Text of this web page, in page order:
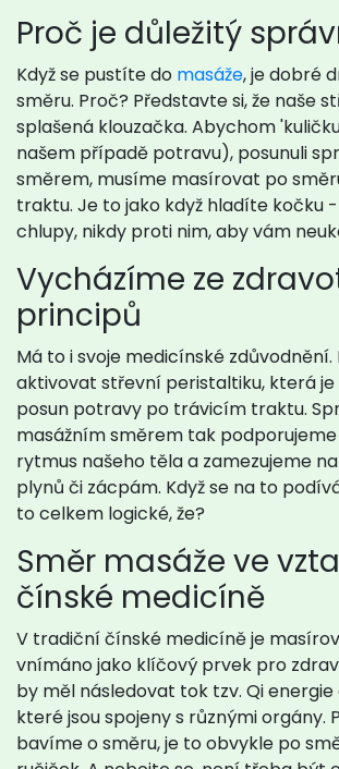
Proč je důležitý
Když se pustíte do masáže, je dobré
směru. Proč? Představte si, že naše
splašená klouzačka. Abychom
našem případě potravu), posunuli
směrem, musíme masírovat po
traktu. Je to jako když hladíte kočku
chlupy, nikdy proti nim, aby vám
Vycházíme ze
principů
Má to i svoje medicínské
aktivovat střevní peristaltiku, která je
posun potravy po trávicím traktu.
masážním směrem tak
rytmus našeho těla a zamezujeme
plynů či zácpám. Když se na to
to celkem logické, že?
Směr masáže ve
čínské medicíně
V tradiční čínské medicíně je
vnímáno jako klíčový prvek pro
by měl následovat tok tzv. Qi energie
které jsou spojeny s různými orgány.
bavíme o směru, je to obvykle po